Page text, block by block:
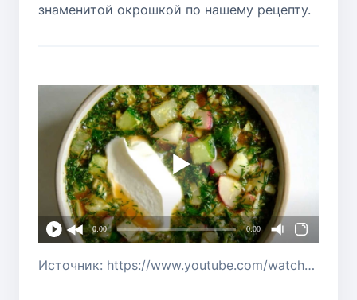
знаменитой окрошкой по нашему рецепту.
0:00 0:00
Источник: https://www.youtube.com/watch?v=AAjYr12DSH0